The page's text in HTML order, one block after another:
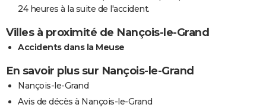
24 heures à la suite de l'accident.
Villes à proximité de Nançois-le-Grand
Accidents dans la Meuse
En savoir plus sur Nançois-le-Grand
Nançois-le-Grand
Avis de décès à Nançois-le-Grand